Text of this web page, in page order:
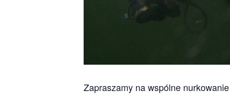
Zapraszamy na wspólne